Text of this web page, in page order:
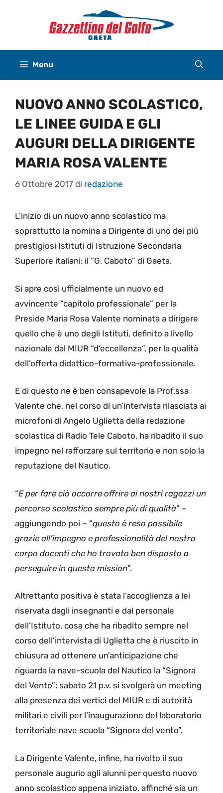
Menu
NUOVO ANNO SCOLASTICO,
LE LINEE GUIDA E GLI
AUGURI DELLA DIRIGENTE
MARIA ROSA VALENTE
6 Ottobre 2017 di redazione
L’inizio di un nuovo anno scolastico ma
soprattutto la nomina a Dirigente di uno dei più
prestigiosi Istituti di Istruzione Secondaria
Superiore italiani: il “G. Caboto” di Gaeta.
Si apre così ufficialmente un nuovo ed
avvincente “capitolo professionale” per la
Preside Maria Rosa Valente nominata a dirigere
quello che è uno degli Istituti, definito a livello
nazionale dal MIUR “d’eccellenza”, per la qualità
dell’offerta didattico-formativa-professionale.
E di questo ne è ben consapevole la Prof.ssa
Valente che, nel corso di un’intervista rilasciata ai
microfoni di Angelo Uglietta della redazione
scolastica di Radio Tele Caboto, ha ribadito il suo
impegno nel rafforzare sul territorio e non solo la
reputazione del Nautico.
“E per fare ciò occorre offrire ai nostri ragazzi un
percorso scolastico sempre più di qualità” –
aggiungendo poi – “questo è reso possibile
grazie all’impegno e professionalità del nostro
corpo docenti che ho trovato ben disposto a
perseguire in questa mission”.
Altrettanto positiva è stata l’accoglienza a lei
riservata dagli insegnanti e dal personale
dell’Istituto, cosa che ha ribadito sempre nel
corso dell’intervista di Uglietta che è riuscito in
chiusura ad ottenere un’anticipazione che
riguarda la nave-scuola del Nautico la “Signora
del Vento”: sabato 21 p.v. si svolgerà un meeting
alla presenza dei vertici del MIUR e di autorità
militari e civili per l’inaugurazione del laboratorio
territoriale nave scuola “Signora del vento”.
La Dirigente Valente, infine, ha rivolto il suo
personale augurio agli alunni per questo nuovo
anno scolastico appena iniziato, affinché sia un